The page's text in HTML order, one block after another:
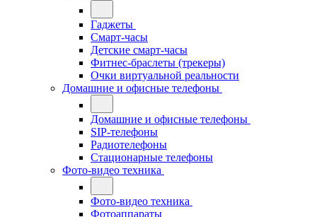
Гаджеты
Смарт-часы
Детские смарт-часы
Фитнес-браслеты (трекеры)
Очки виртуальной реальности
Домашние и офисные телефоны
Домашние и офисные телефоны
SIP-телефоны
Радиотелефоны
Стационарные телефоны
Фото-видео техника
Фото-видео техника
Фотоаппараты